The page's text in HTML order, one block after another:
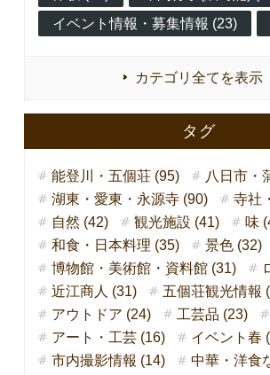
イベント情報・募集情報 (23)
カテゴリ全てを表示
タグ
能登川・五個荘 (95)
八日市・
湖東・愛東・永源寺 (90)
寺社
自然 (42)
観光施設 (41)
味
和食・日本料理 (35)
景色 (32)
博物館・美術館・資料館 (31)
近江商人 (31)
五個荘観光情報
アウトドア (24)
工芸品 (23)
アート・工芸 (16)
イベント春
市内撮影情報 (14)
中華・洋食